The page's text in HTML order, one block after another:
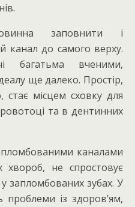
заповнити і
канал до самого верху.
багатьма вченими,
ще далеко. Простір,
місцем сховку для
та в дентинних
каналами
хвороб, не спростовує
запломбованих зубах. У
проблеми із здоров’ям,